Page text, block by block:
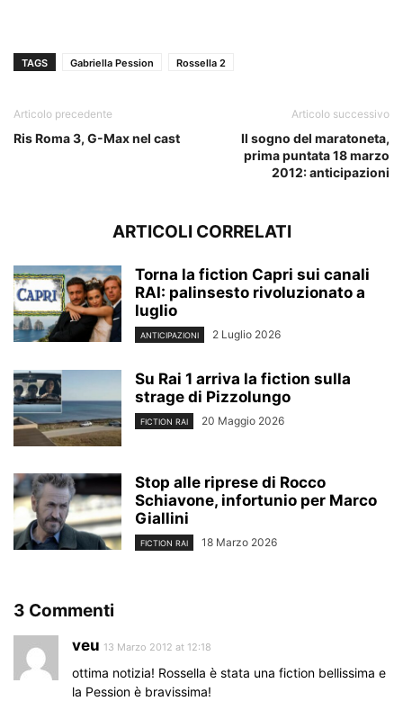
TAGS Gabriella Pession Rossella 2
Articolo precedente
Ris Roma 3, G-Max nel cast
Articolo successivo
Il sogno del maratoneta,
prima puntata 18 marzo
2012: anticipazioni
ARTICOLI CORRELATI
Torna la fiction Capri sui canali
RAI: palinsesto rivoluzionato a
luglio
ANTICIPAZIONI 2 Luglio 2026
Su Rai 1 arriva la fiction sulla
strage di Pizzolungo
FICTION RAI 20 Maggio 2026
Stop alle riprese di Rocco
Schiavone, infortunio per Marco
Giallini
FICTION RAI 18 Marzo 2026
3 Commenti
veu 13 Marzo 2012 at 12:18
ottima notizia! Rossella è stata una fiction bellissima e
la Pession è bravissima!